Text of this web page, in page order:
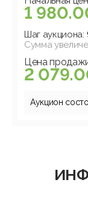
1
Шаг аукциона:
Сумма
Цена
2
Аукцион